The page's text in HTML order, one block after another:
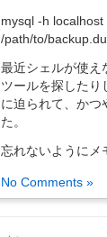
mysql -h
/path/to/
最近シェルが使え
ツールを探したり
に迫られて、かつ
た。
忘れないようにメ
No Comments »